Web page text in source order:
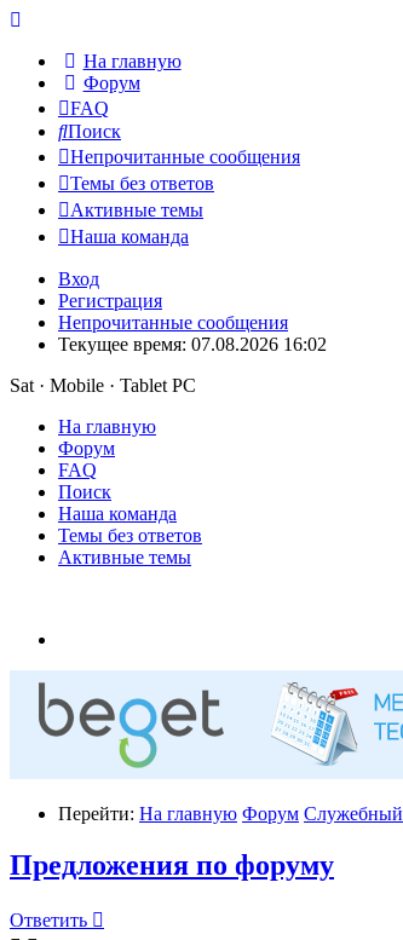
На главную
Форум
FAQ
Поиск
Непрочитанные сообщения
Темы без ответов
Активные темы
Наша команда
Вход
Регистрация
Непрочитанные сообщения
Текущее время: 07.08.2026 16:02
Sat · Mobile · Tablet PC
На главную
Форум
FAQ
Поиск
Наша команда
Темы без ответов
Активные темы
Перейти: На главную Форум Служебный
Предложения по форуму
Ответить